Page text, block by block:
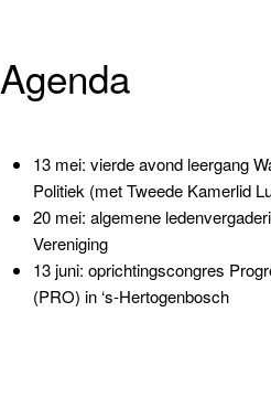
Agenda
13 mei: vierde avond leergang
Politiek (met Tweede Kamerlid
20 mei: algemene
Vereniging
13 juni: oprichtingscongres
(PRO) in ‘s-Hertogenbosch